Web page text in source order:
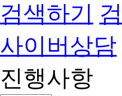
검색하기
사이버상담
진행사항